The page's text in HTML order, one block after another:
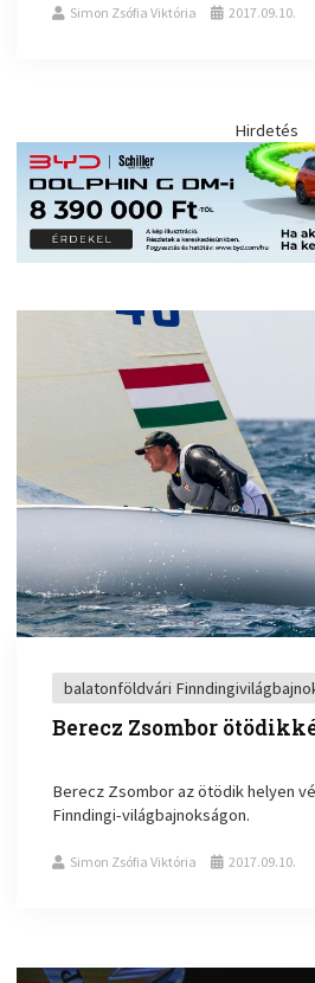
Simon Zsófia Viktória 2017.09.10.
Hirdetés
balatonföldvári
Berecz Zsombor
Berecz Zsombor az ötödik helyen
Finndingi-világbajnokságon.
Simon Zsófia Viktória 2017.09.10.